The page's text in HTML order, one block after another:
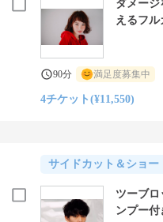
ダメー
えるフ
90分 満足度募集中
4チケット(¥11,550)
サイドカット＆ショー
ツーブロ
ンプー